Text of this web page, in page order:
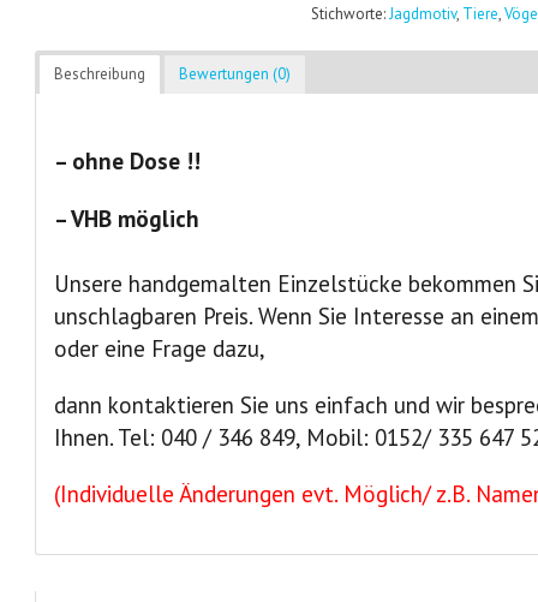
Stichworte:Jagdmotiv, Tiere,
Beschreibung Bewertungen (0)
– ohne Dose !!
– VHB möglich
Unsere handgemalten Einzelstücke bekommen
unschlagbaren Preis. Wenn Sie Interesse an
oder eine Frage dazu,
dann kontaktieren Sie uns einfach und wir
Ihnen. Tel: 040 / 346 849, Mobil: 0152/ 335 647
(Individuelle Änderungen evt. Möglich/ z.B.